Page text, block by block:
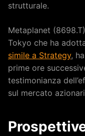
strutturale.
Metaplanet
Tokyo che ha
simile a Strategy,
prime ore
testimonianza
sul mercato